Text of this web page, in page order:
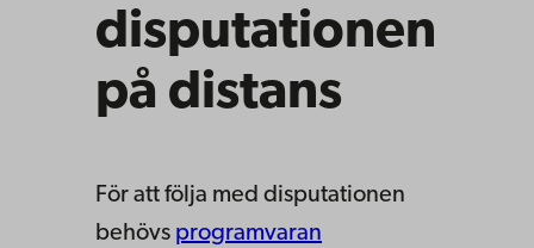
disputationen
på distans
För att följa med disputationen
behövs programvaran